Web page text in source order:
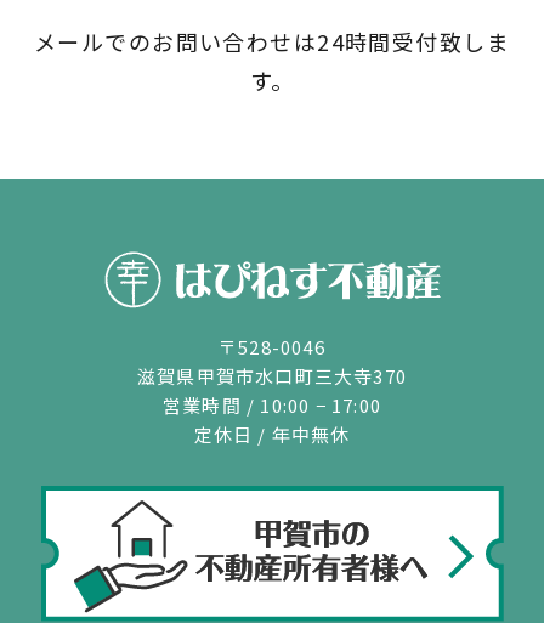
メールでのお問い合わせは24時間受付致しま
す。
〒528-0046
滋賀県甲賀市水口町三大寺370
営業時間 / 10:00 − 17:00
定休日 / 年中無休